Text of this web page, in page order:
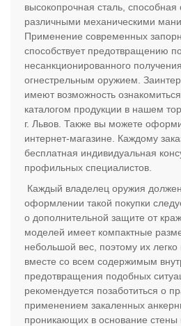
высокопрочная сталь, способная
различными механическими
Применение современных
способствует предотвращению
несанкционированного
огнестрельным оружием.
имеют возможность
каталогом продукции в нашем
г. Львов. Также вы можете
интернет-магазине. Каждому
бесплатная индивидуальная
профильных специалистов.
Каждый владелец оружия
оформлении такой покупки
о дополнительной защите от
моделей имеет компактные
небольшой вес, поэтому их
вместе со всем содержимым
предотвращения подобных
рекомендуется позаботиться о
применением закаленных
проникающих в основание